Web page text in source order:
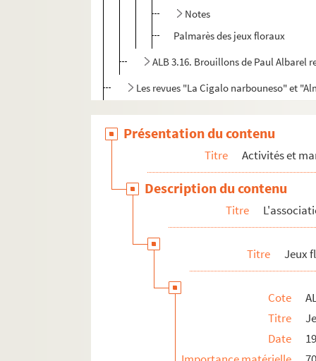
Notes
Palmarès des jeux floraux
ALB 3.16. Brouillons de Paul Albarel
Les revues "La Cigalo narbouneso" et
ALB 3.471. Liste de félibres
Oeuvres adressées à Paul Albarel
Fêtes félibréennes
ALB 3.488. Jeux floraux (en dehors de la
Au sujet de Frédéric Mistral
L'enseignement de la langue d'oc
ALB 3.497. Articles du capoulié Marius
Publications en série
Documentation à propos de la langue et de
Présentation du contenu
Titre Activités et
Description du contenu
Titre
Titre Jeux
Cote
Titre
Date